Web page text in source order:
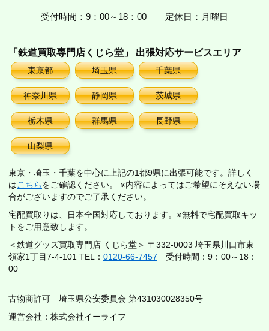
受付時間：9：00～18：00 定休日：月曜日
「鉄道買取専門店くじら堂」 出張対応サービスエリア
東京都 埼玉県 千葉県
神奈川県 静岡県 茨城県
栃木県 群馬県 長野県
山梨県
東京・埼玉・千葉を中心に上記の1都9県に出張可能です。詳しく
はこちらをご確認ください。 ※内容によってはご希望にそえない場
合がございますのでご了承ください。
宅配買取りは、日本全国対応しております。※無料で宅配買取キッ
トをご用意致します。
＜鉄道グッズ買取専門店 くじら堂＞ 〒332-0003 埼玉県川口市東
領家1丁目7-4-101 TEL： 0120-66-7457 受付時間：9：00～18：
00
古物商許可 埼玉県公安委員会 第431030028350号
運営会社：株式会社イーライフ